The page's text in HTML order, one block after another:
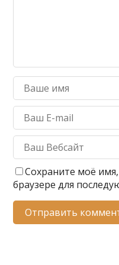
Сохраните моё
браузере для